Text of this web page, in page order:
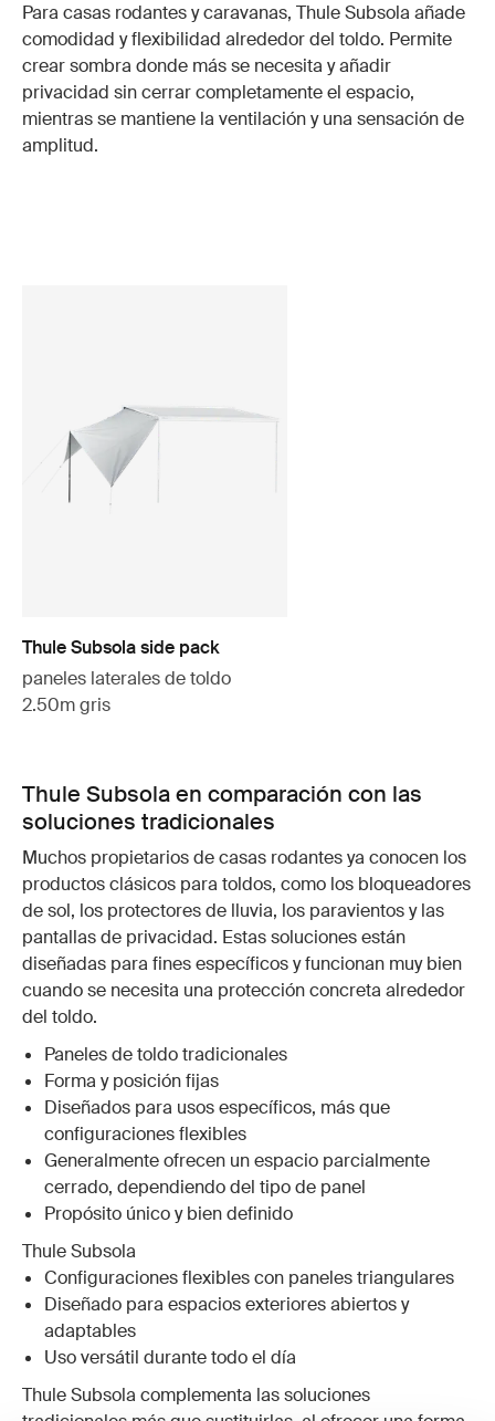
Para casas rodantes y caravanas, Thule Subsola añade
comodidad y flexibilidad alrededor del toldo. Permite
crear sombra donde más se necesita y añadir
privacidad sin cerrar completamente el espacio,
mientras se mantiene la ventilación y una sensación de
amplitud.
Thule Subsola side pack
paneles laterales de toldo
2.50m gris
Thule Subsola en comparación con las
soluciones tradicionales
Muchos propietarios de casas rodantes ya conocen los
productos clásicos para toldos, como los bloqueadores
de sol, los protectores de lluvia, los paravientos y las
pantallas de privacidad. Estas soluciones están
diseñadas para fines específicos y funcionan muy bien
cuando se necesita una protección concreta alrededor
del toldo.
Paneles de toldo tradicionales
Forma y posición fijas
Diseñados para usos específicos, más que
configuraciones flexibles
Generalmente ofrecen un espacio parcialmente
cerrado, dependiendo del tipo de panel
Propósito único y bien definido
Thule Subsola
Configuraciones flexibles con paneles triangulares
Diseñado para espacios exteriores abiertos y
adaptables
Uso versátil durante todo el día
Thule Subsola complementa las soluciones